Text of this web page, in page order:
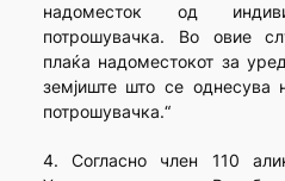
надоместок од
потрошувачка. Во овие
плаќа надоместокот за
земјиште што се однесува
потрошувачка.“
4. Согласно член 110